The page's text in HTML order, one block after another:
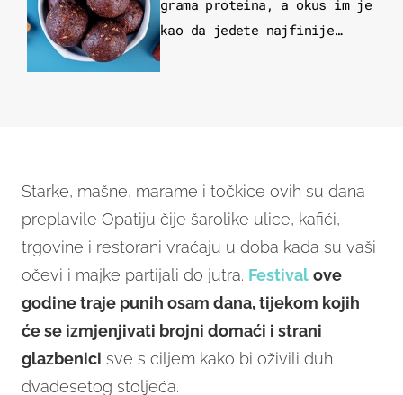
grama proteina, a okus im je
kao da jedete najfinije
Starke, mašne, marame i točkice ovih su dana
preplavile Opatiju čije šarolike ulice, kafići,
trgovine i restorani vraćaju u doba kada su vaši
očevi i majke partijali do jutra. Festival ove
godine traje punih osam dana, tijekom kojih
će se izmjenjivati brojni domaći i strani
glazbenici sve s ciljem kako bi oživili duh
dvadesetog stoljeća.